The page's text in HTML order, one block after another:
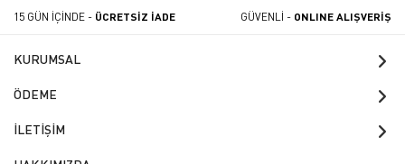
15 GÜN İÇİNDE - ÜCRETSİZ İADE GÜVENLİ - ONLINE ALIŞVERİŞ
KURUMSAL
ÖDEME
İLETİŞİM